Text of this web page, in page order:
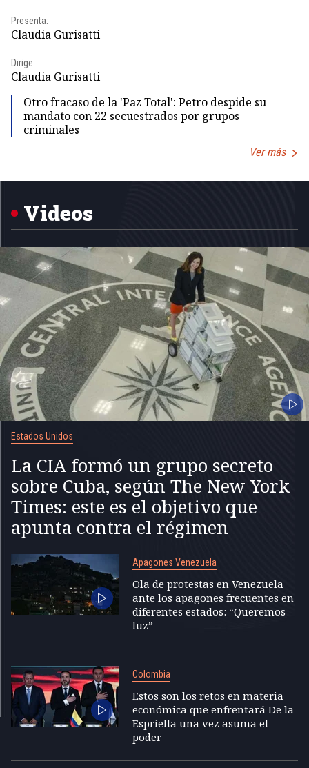
Presenta:
Claudia Gurisatti
Dirige:
Claudia Gurisatti
Otro fracaso de la 'Paz Total': Petro despide su
mandato con 22 secuestrados por grupos
criminales
Ver más
1
Videos
Estados Unidos
La CIA formó un grupo secreto
sobre Cuba, según The New York
Times: este es el objetivo que
apunta contra el régimen
Apagones Venezuela
Ola de protestas en Venezuela
ante los apagones frecuentes en
diferentes estados: “Queremos
luz”
Colombia
Estos son los retos en materia
económica que enfrentará De la
Espriella una vez asuma el
poder